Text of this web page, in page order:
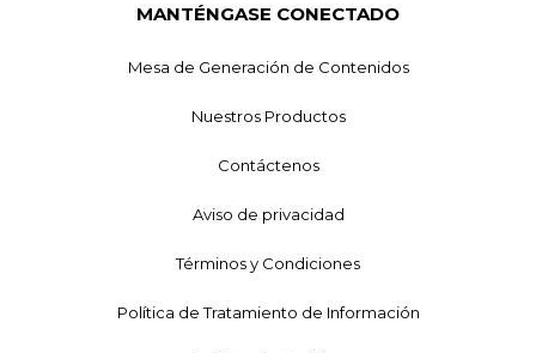
MANTÉNGASE CONECTADO
Mesa de Generación de Contenidos
Nuestros Productos
Contáctenos
Aviso de privacidad
Términos y Condiciones
Política de Tratamiento de Información